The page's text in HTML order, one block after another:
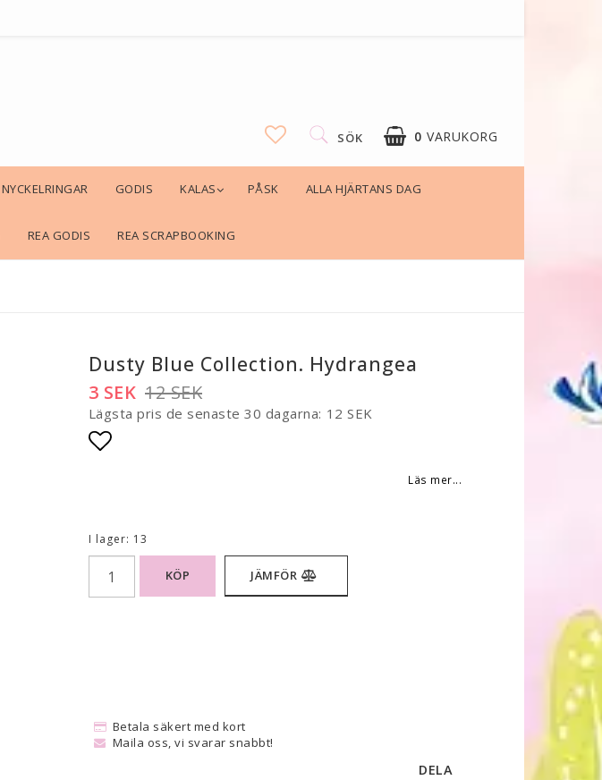
0 VARUKORG
SÖK
NYCKELRINGAR GODIS KALAS PÅSK ALLA HJÄRTANS DAG
REA GODIS REA SCRAPBOOKING
Dusty Blue Collection. Hydrangea
12 SEK
3 SEK
Lägsta pris de senaste 30 dagarna 12 SEK
Läs mer...
I lager: 13
KÖP JÄMFÖR
Betala säkert med kort
Maila oss, vi svarar snabbt!
DELA